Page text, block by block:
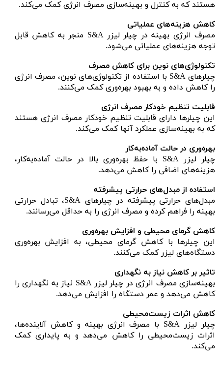
هستند که به کنترل و بهینه‌سازی مصرف انرژی کمک می‌کند.
کاهش هزینه‌های عملیاتی
مصرف انرژی بهینه در چیلر لیزر S&A منجر به کاهش قابل
توجه هزینه‌های عملیاتی می‌شود.
تکنولوژی‌های نوین برای کاهش مصرف
چیلرهای S&A با استفاده از تکنولوژی‌های نوین، مصرف انرژی
را کاهش داده و به بهبود بهره‌وری کمک می‌کنند.
قابلیت تنظیم خودکار مصرف انرژی
این چیلرها دارای قابلیت تنظیم خودکار مصرف انرژی هستند
که به بهینه‌سازی عملکرد آنها کمک می‌کند.
بهره‌وری در حالت آماده‌به‌کار
چیلر لیزر S&A با حفظ بهره‌وری بالا در حالت آماده‌به‌کار،
هزینه‌های اضافی را کاهش می‌دهد.
استفاده از مبدل‌های حرارتی پیشرفته
مبدل‌های حرارتی پیشرفته در چیلرهای S&A، تبادل حرارتی
بهینه را فراهم کرده و مصرف انرژی را به حداقل می‌رسانند.
کاهش گرمای محیطی و افزایش بهره‌وری
این چیلرها با کاهش گرمای محیطی، به افزایش بهره‌وری
دستگاه‌های لیزر کمک می‌کنند.
تاثیر بر کاهش نیاز به نگهداری
بهینه‌سازی مصرف انرژی در چیلر لیزر S&A نیاز به نگهداری را
کاهش می‌دهد و عمر دستگاه را افزایش می‌دهد.
کاهش اثرات زیست‌محیطی
چیلر لیزر S&A با مصرف انرژی بهینه و کاهش آلاینده‌ها،
اثرات زیست‌محیطی را کاهش می‌دهد و به پایداری کمک
می‌کند.